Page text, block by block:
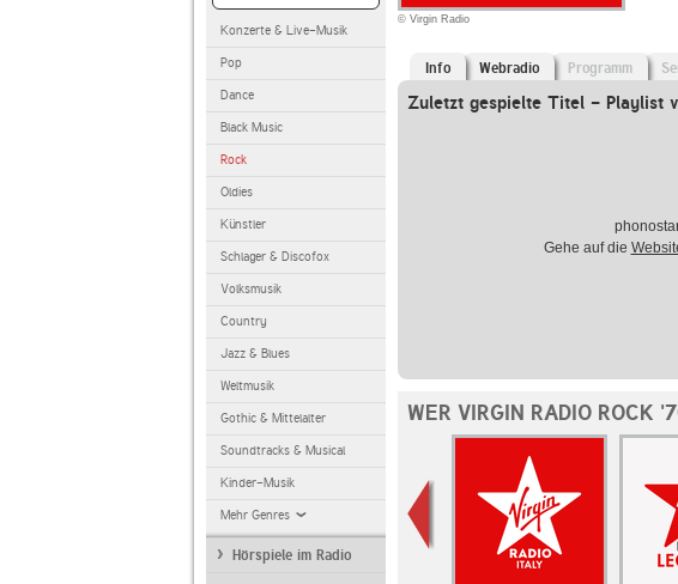
Konzerte & Live-Musik
Pop
Dance
Black Music
Rock
Oldies
Künstler
Schlager & Discofox
Volksmusik
Country
Jazz & Blues
Weltmusik
Gothic & Mittelalter
Soundtracks & Musical
Kinder-Musik
Mehr Genres
Hörspiele im Radio
© Virgin Radio
Info Webradio Programm
Zuletzt gespielte Titel - Playlist
Gehe auf die
WER VIRGIN RADIO ROCK